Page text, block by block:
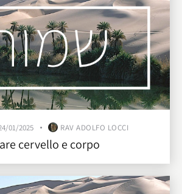
01/2025 RAV ADOLFO LOCCI
cervello e corpo